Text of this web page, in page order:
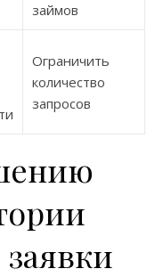
займов
Ограничить
количество
запросов